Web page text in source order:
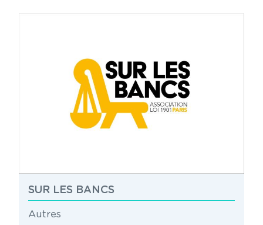
SUR LES BANCS
Autres